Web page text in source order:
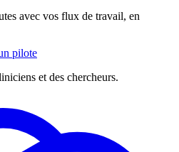
avec vos flux de travail, en
pilote
et des chercheurs.